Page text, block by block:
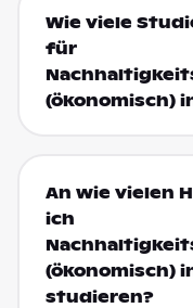
Wie viele
für
(ökonomisch)
An wie vielen
ich
(ökonomisch)
studieren?